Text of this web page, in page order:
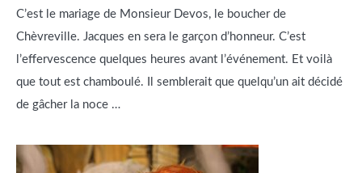
C’est le mariage de Monsieur Devos, le boucher de
Chèvreville. Jacques en sera le garçon d’honneur. C’est
l’effervescence quelques heures avant l’événement. Et voilà
que tout est chamboulé. Il semblerait que quelqu’un ait décidé
de gâcher la noce …